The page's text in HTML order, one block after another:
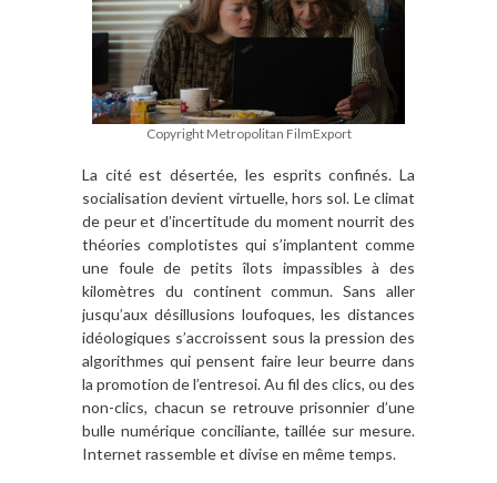
Copyright Metropolitan FilmExport
La cité est désertée, les esprits confinés. La
socialisation devient virtuelle, hors sol. Le climat
de peur et d’incertitude du moment nourrit des
théories complotistes qui s’implantent comme
une foule de petits îlots impassibles à des
kilomètres du continent commun. Sans aller
jusqu’aux désillusions loufoques, les distances
idéologiques s’accroissent sous la pression des
algorithmes qui pensent faire leur beurre dans
la promotion de l’entresoi. Au fil des clics, ou des
non-clics, chacun se retrouve prisonnier d’une
bulle numérique conciliante, taillée sur mesure.
Internet rassemble et divise en même temps.